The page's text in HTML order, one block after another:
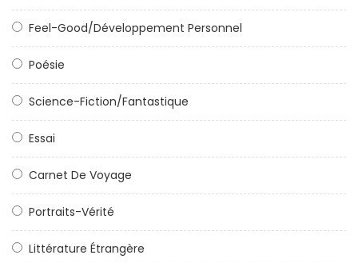
Feel-Good/Développement Personnel
Poésie
Science-Fiction/Fantastique
Essai
Carnet De Voyage
Portraits-Vérité
Littérature Étrangère